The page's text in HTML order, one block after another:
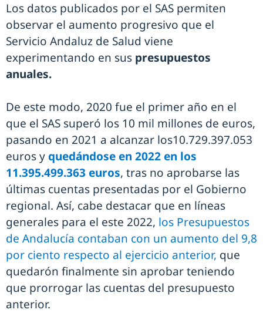
Los datos publicados por el SAS permiten
observar el aumento progresivo que el
Servicio Andaluz de Salud viene
experimentando en sus presupuestos
anuales.
De este modo, 2020 fue el primer año en el
que el SAS superó los 10 mil millones de euros,
pasando en 2021 a alcanzar los10.729.397.053
euros y quedándose en 2022 en los
11.395.499.363 euros, tras no aprobarse las
últimas cuentas presentadas por el Gobierno
regional. Así, cabe destacar que en líneas
generales para el este 2022, los Presupuestos
de Andalucía contaban con un aumento del 9,8
por ciento respecto al ejercicio anterior, que
quedarón finalmente sin aprobar teniendo
que prorrogar las cuentas del presupuesto
anterior.